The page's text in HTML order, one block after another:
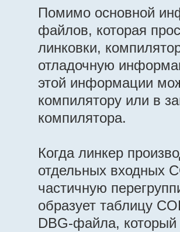
Помимо основной
файлов, которая
линковки,
отладочную
этой информации
компилятору или в
компилятора.
Когда линкер
отдельных входных
частичную
образует таблицу
DBG-файла,